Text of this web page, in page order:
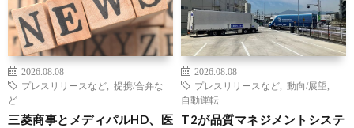
2026.08.08
プレスリリースなど
提携/合弁な
ど
三菱商事とメディパルHD、医
2026.08.08
プレスリリースなど
動向/展望
自動運転
T2が品質マネジメントシステ